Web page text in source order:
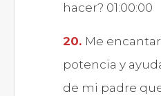
hacer? 01:00:00
Me
potencia y
de mi padre